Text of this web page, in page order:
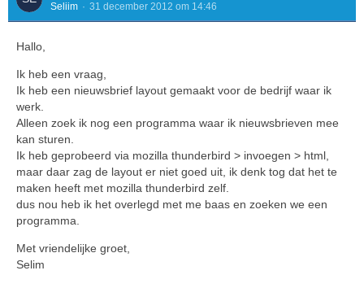
Seliim 31 december 2012 om 14:46
Hallo,
Ik heb een vraag,
Ik heb een nieuwsbrief layout gemaakt voor de bedrijf waar ik
werk.
Alleen zoek ik nog een programma waar ik nieuwsbrieven mee
kan sturen.
Ik heb geprobeerd via mozilla thunderbird > invoegen > html,
maar daar zag de layout er niet goed uit, ik denk tog dat het te
maken heeft met mozilla thunderbird zelf.
dus nou heb ik het overlegd met me baas en zoeken we een
programma.
Met vriendelijke groet,
Selim